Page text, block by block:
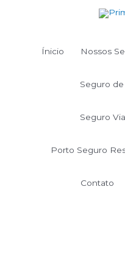
Ínicio Nossos
Seguro
Seguro
Porto Seguro
Contato